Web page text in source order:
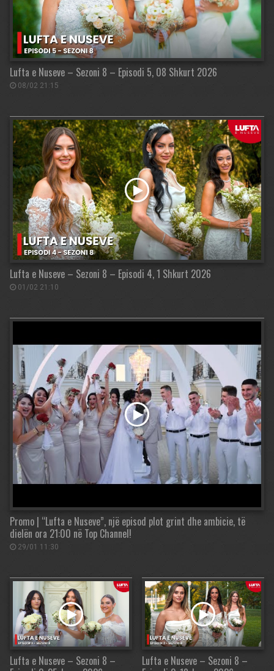
Lufta e Nuseve – Sezoni 8 – Episodi 5, 08 Shkurt 2026
08/02 21:15
Lufta e Nuseve – Sezoni 8 – Episodi 4, 1 Shkurt 2026
01/02 21:10
Promo | “Lufta e Nuseve”, një episod plot grint dhe ambicie, të
dielën ora 21:00 në Top Channel!
29/01 11:30
Lufta e Nuseve – Sezoni 8 –
Lufta e Nuseve – Sezoni 8 –